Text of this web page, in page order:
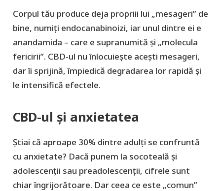
Corpul tău produce deja propriii lui „mesageri” de
bine, numiți endocanabinoizi, iar unul dintre ei e
anandamida – care e supranumită și „molecula
fericirii”. CBD-ul nu înlocuiește acești mesageri,
dar îi sprijină, împiedică degradarea lor rapidă și
le intensifică efectele.
CBD-ul și anxietatea
Știai că aproape 30% dintre adulți se confruntă
cu anxietate? Dacă punem la socoteală și
adolescenții sau preadolescenții, cifrele sunt
chiar îngrijorătoare. Dar ceea ce este „comun”